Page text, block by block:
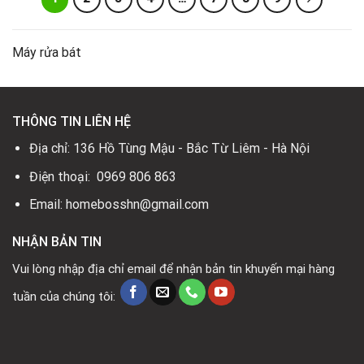
Máy rửa bát
THÔNG TIN LIÊN HỆ
Địa chỉ: 136 Hồ Tùng Mậu - Bắc Từ Liêm - Hà Nội
Điện thoại: 0969 806 863
Email: homebosshn@gmail.com
NHẬN BẢN TIN
Vui lòng nhập địa chỉ email để nhận bản tin khuyến mại hàng
tuần của chúng tôi: